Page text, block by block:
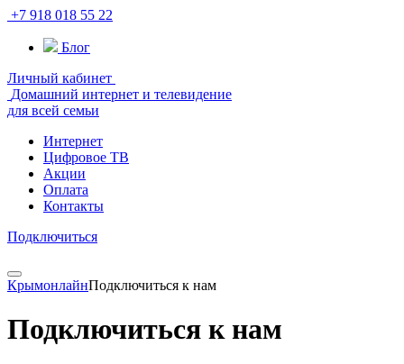
+7 918 018 55 22
Блог
Личный кабинет
Домашний интернет и телевидение
для всей семьи
Интернет
Цифровое ТВ
Акции
Оплата
Контакты
Подключиться
КрымонлайнПодключиться к нам
Подключиться к нам